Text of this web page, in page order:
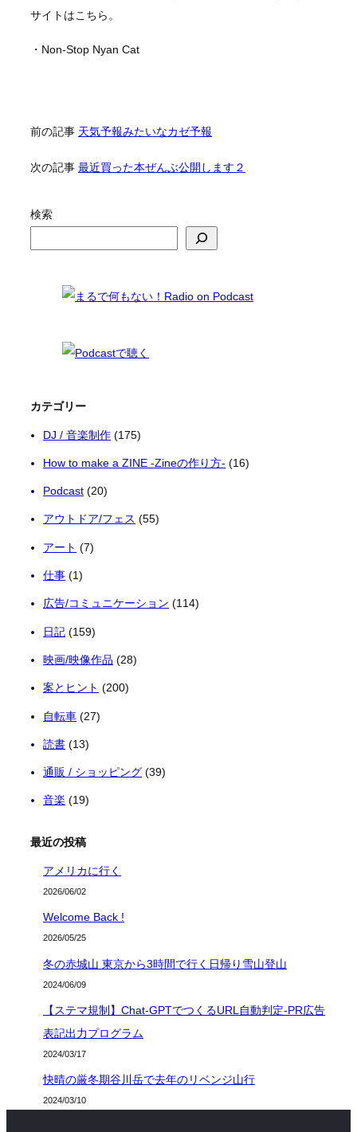
サイトはこちら。
・Non-Stop Nyan Cat
前の記事 天気予報みたいなカゼ予報
次の記事 最近買った本ぜんぶ公開します２
検索
カテゴリー
DJ / 音楽制作 (175)
How to make a ZINE -Zineの作り方- (16)
Podcast (20)
アウトドア/フェス (55)
アート (7)
仕事 (1)
広告/コミュニケーション (114)
日記 (159)
映画/映像作品 (28)
案とヒント (200)
自転車 (27)
読書 (13)
通販 / ショッピング (39)
音楽 (19)
最近の投稿
アメリカに行く
2026/06/02
Welcome Back !
2026/05/25
冬の赤城山 東京から3時間で行く日帰り雪山登山
2024/06/09
【ステマ規制】Chat-GPTでつくるURL自動判定-PR広告
表記出力プログラム
2024/03/17
快晴の厳冬期谷川岳で去年のリベンジ山行
2024/03/10